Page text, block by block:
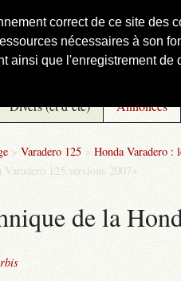
correct de ce site
nécessaires à son
ainsi que l'enregistrement
Blog Officiel
Divers (et d’été) Annonces
> Varadero 125 > Honda Varadero :
125 versions 2007+
de la